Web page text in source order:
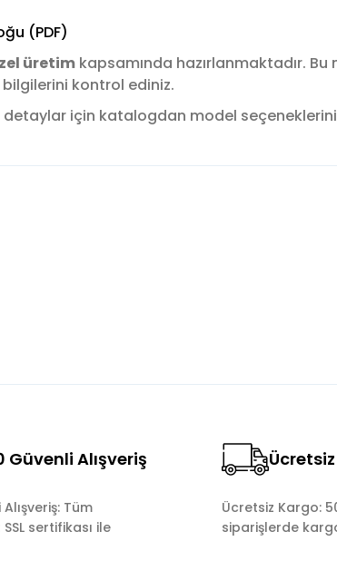
(PDF)
üretim kapsamında hazırlanmaktadır. Bu
kontrol ediniz.
için katalogdan model
Güvenli Alışveriş
Tüm
sertifikası ile
Ücretsiz Kargo:
siparişlerde